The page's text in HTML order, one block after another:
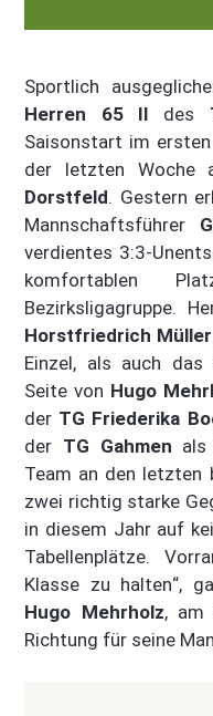
Sportlich
Herren 65 II des
Saisonstart im
der letzten Woche
Dorstfeld. Gestern
Mannschaftsführer
verdientes 3:3-
komfortablen
Bezirksligagruppe.
Horstfriedrich Müller
Einzel, als auch das
Seite von Hugo
der TG Friederika
der TG Gahmen
Team an den letzten
zwei richtig starke
in diesem Jahr auf
Tabellenplätze.
Klasse zu halten“,
Hugo Mehrholz, am
Richtung für seine